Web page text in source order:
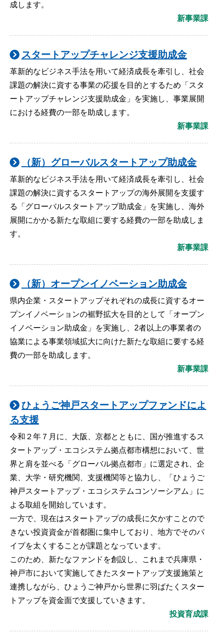
成します。
新事業課
スタートアップチャレンジ支援助成金
革新的なビジネス手法を用いて経済成長を牽引し、社会
課題の解決に資する事業の応援を目的とするため「スタ
ートアップチャレンジ支援助成金」を実施し、事業展開
における経費の一部を助成します。
新事業課
（新）グローバルスタートアップ助成金
革新的なビジネス手法を用いて経済成長を牽引し、社会
課題の解決に資するスタートアップの海外展開を支援す
る「グローバルスタートアップ助成金」を実施し、海外
展開にかかる新たな取組に要する経費の一部を助成しま
す。
新事業課
（新）オープンイノベーション助成金
県内企業・スタートアップそれぞれの成長に資するオー
プンイノベーションの裾野拡大を目的として「オープン
イノベーション助成金」を実施し、2者以上の事業者の
協業による事業領域拡大に向けた新たな取組に要する経
費の一部を助成します。
新事業課
ひょうご神戸スタートアップファンドによ
る支援
令和２年７月に、大阪、京都とともに、国が推進するス
タートアップ・エコシステム拠点都市構想において、世
界と肩を並べる「グローバル拠点都市」に選定され、企
業、大学・研究機関、支援機関等と協力し、「ひょうご
神戸スタートアップ・エコシステムコンソーシアム」に
よる取組を開始しています。
一方で、現在はスタートアップの成長に欠かすことので
きない投資資金が首都圏に集中しており、地方でそのパ
イプを太くすることが課題となっています。
このため、新たなファンドを創設し、これまで兵庫県・
神戸市において実施してきたスタートアップ支援施策と
連携しながら、ひょうご神戸から世界に羽ばたくスター
トアップを資金面で支援していきます。
投資育成課